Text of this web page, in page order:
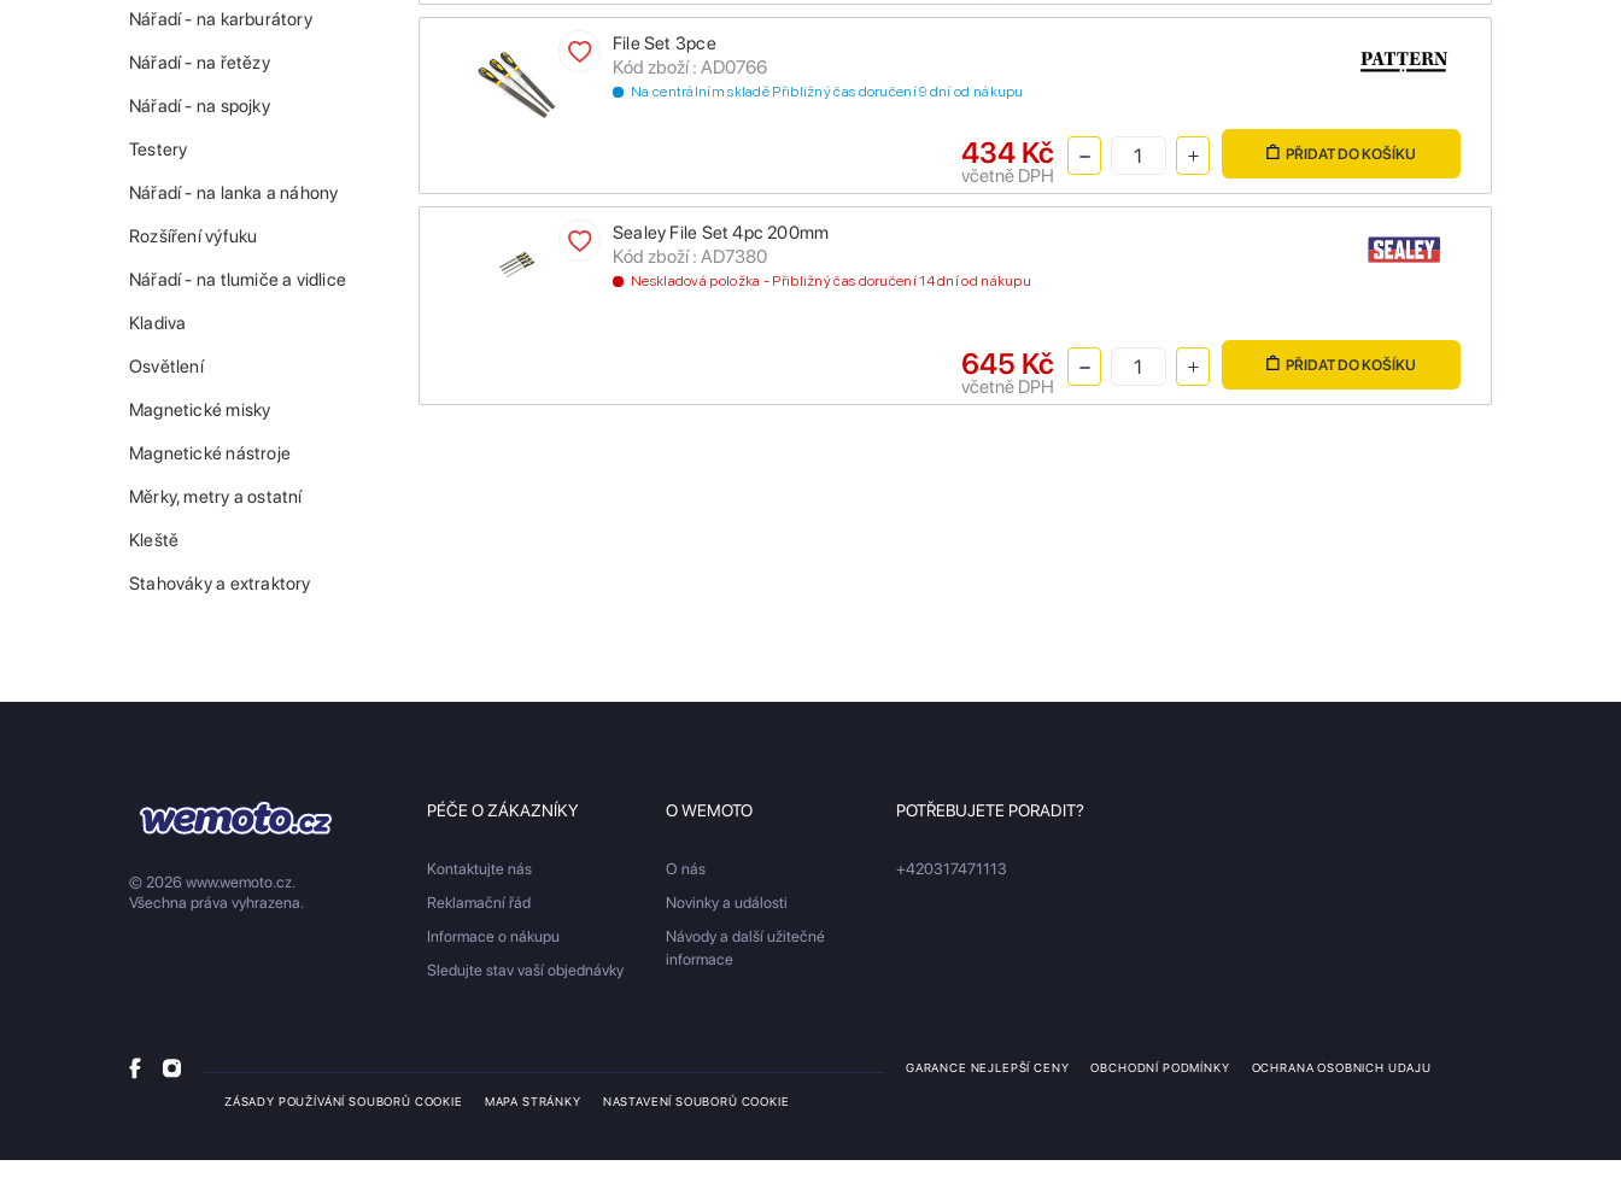
Nářadí - na karburátory
Nářadí - na řetězy
Nářadí - na spojky
Testery
Nářadí - na lanka a náhony
Rozšíření výfuku
Nářadí - na tlumiče a vidlice
Kladiva
Osvětlení
Magnetické misky
Magnetické nástroje
Měrky, metry a ostatní
Kleště
Stahováky a extraktory
File Set 3pce
Kód zboží : AD0766
Na centrálním skladě Přibližný čas doručení 9 dní od nákupu
434 Kč
včetně DPH
PŘIDAT DO KOŠÍKU
Sealey File Set 4pc 200mm
Kód zboží : AD7380
Neskladová položka - Přibližný čas doručení 14 dní od nákupu
645 Kč
včetně DPH
PŘIDAT DO KOŠÍKU
© 2026 www.wemoto.cz.
Všechna práva vyhrazena.
PÉČE O ZÁKAZNÍKY
Kontaktujte nás
Reklamační řád
Informace o nákupu
Sledujte stav vaší objednávky
O WEMOTO
O nás
Novinky a události
Návody a další užitečné
informace
POTŘEBUJETE PORADIT?
+420317471113
GARANCE NEJLEPŠÍ CENY OBCHODNÍ PODMÍNKY OCHRANA OSOBNICH UDAJU
ZÁSADY POUŽÍVÁNÍ SOUBORŮ COOKIE MAPA STRÁNKY NASTAVENÍ SOUBORŮ COOKIE